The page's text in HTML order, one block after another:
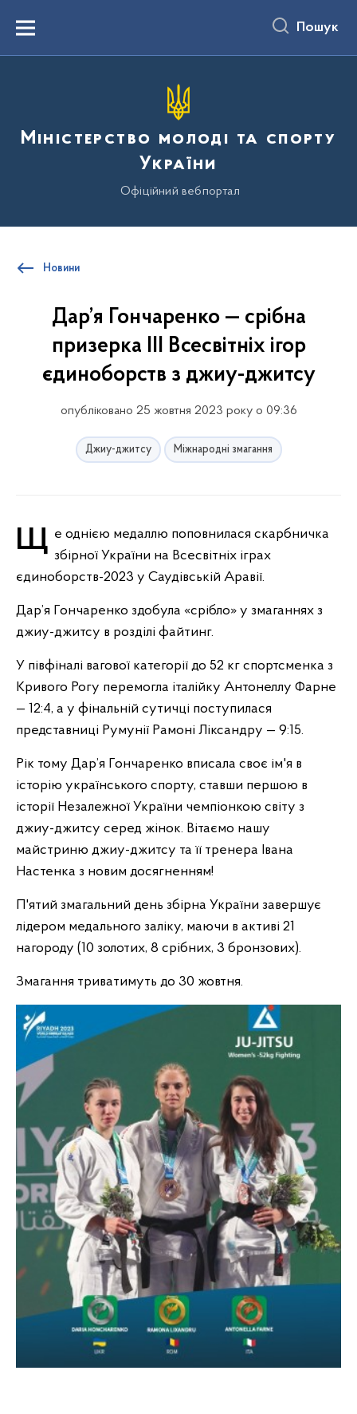
вмістуMenu Пошук
Міністерство молоді та спорту
України
Офіційний вебпортал
Новини
Дар’я Гончаренко — срібна
призерка ІІІ Всесвітніх ігор
єдиноборств з джиу-джитсу
опубліковано 25 жовтня 2023 року о 09:36
Джиу-джитсу Міжнародні змагання
Ще однією медаллю поповнилася скарбничка збірної України на Всесвітніх іграх
єдиноборств-2023 у Саудівській Аравії.
Дар’я Гончаренко здобула «срібло» у змаганнях з
джиу-джитсу в розділі файтинг.
У півфіналі вагової категорії до 52 кг спортсменка з
Кривого Рогу перемогла італійку Антонеллу Фарне
— 12:4, а у фінальній сутичці поступилася
представниці Румунії Рамоні Ліксандру — 9:15.
Рік тому Дар’я Гончаренко вписала своє ім'я в
історію українського спорту, ставши першою в
історії Незалежної України чемпіонкою світу з
джиу-джитсу серед жінок. Вітаємо нашу
майстриню джиу-джитсу та її тренера Івана
Настенка з новим досягненням!
П'ятий змагальний день збірна України завершує
лідером медального заліку, маючи в активі 21
нагороду (10 золотих, 8 срібних, 3 бронзових).
Змагання триватимуть до 30 жовтня.